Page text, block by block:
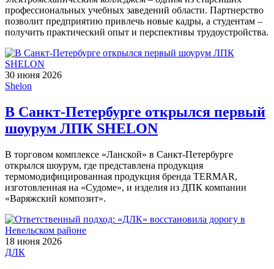
профессиональных учебных заведений области. Партнерство
позволит предприятию привлечь новые кадры, а студентам –
получить практический опыт и перспективы трудоустройства.
30 июня 2026
Shelon
В Санкт-Петербурге открылся первый
шоурум ЛПК SHELON
В торговом комплексе «Ланской» в Санкт-Петербурге
открылся шоурум, где представлена продукция
термомодифицированная продукция бренда TERMAR,
изготовленная на «Судоме», и изделия из ДПК компании
«Варяжский композит».
18 июня 2026
ДЛК